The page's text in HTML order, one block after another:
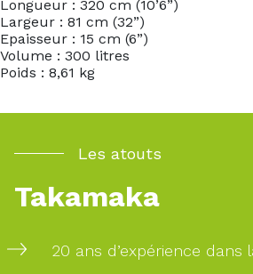
Longueur : 320 cm (10’6”)
Largeur : 81 cm (32”)
Epaisseur : 15 cm (6”)
Volume : 300 litres
Poids : 8,61 kg
Les atouts
Takamaka
20 ans d’expérience dans